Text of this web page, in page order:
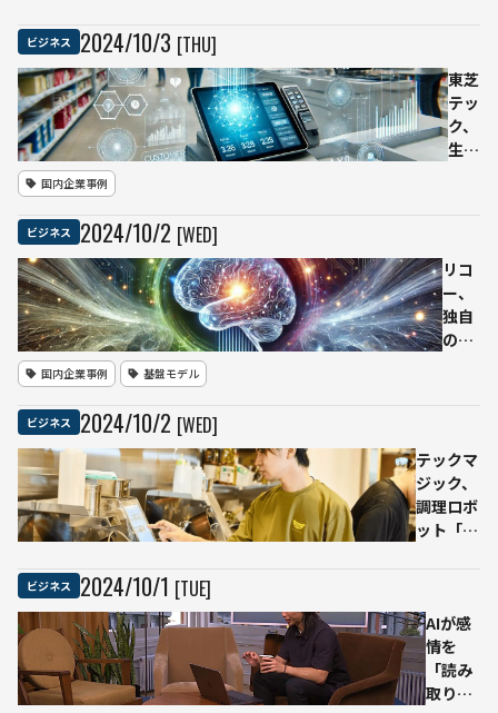
生成
AI、
SF、
ロボ
から
の
DX
を
た貴
重な
セッ
ショ
な！
ビジネス 2024/10/3 [THU]
東芝
テッ
ク、
生成
社
「ジ
ャイ
ナミ
を設
立 -
POS
デー
断す
る課
題解
決を
国内企業事例
ビジネス 2024/10/2 [WED]
リコ
ー、
独自
のモ
採用
した
高性
能な
を開
発 ー
ー
GPT-
国内企業事例 基盤モデル
ビジネス 2024/10/2 [WED]
テックマ
ジック、
調理ロボ
ット「I-
に導入
おいしさ
と効率を
両立
ビジネス 2024/10/1 [TUE]
AIが感
情を
「読み
取り」